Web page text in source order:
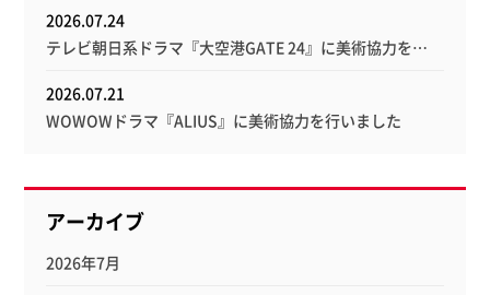
2026.07.24
テレビ朝日系ドラマ『大空港GATE 24』に美術協力を…
2026.07.21
WOWOWドラマ『ALIUS』に美術協力を行いました
アーカイブ
2026年7月